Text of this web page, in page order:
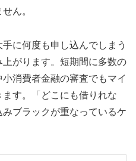
ん。
に何度も申し込んでしまう
がります。短期間に多数の
消費者金融の審査でもマイ
す。「どこにも借りれな
ブラックが重なっているケ